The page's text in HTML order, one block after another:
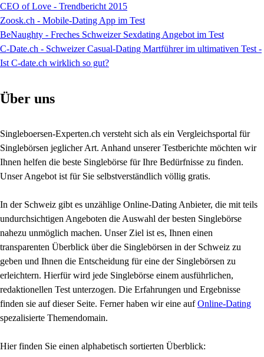
CEO of Love - Trendbericht 2015
Zoosk.ch - Mobile-Dating App im Test
BeNaughty - Freches Schweizer Sexdating Angebot im Test
C-Date.ch - Schweizer Casual-Dating Martführer im ultimativen Test -
Ist C-date.ch wirklich so gut?
Über uns
Singleboersen-Experten.ch versteht sich als ein Vergleichsportal für
Singlebörsen jeglicher Art. Anhand unserer Testberichte möchten wir
Ihnen helfen die beste Singlebörse für Ihre Bedürfnisse zu finden.
Unser Angebot ist für Sie selbstverständlich völlig gratis.
In der Schweiz gibt es unzählige Online-Dating Anbieter, die mit teils
undurchsichtigen Angeboten die Auswahl der besten Singlebörse
nahezu unmöglich machen. Unser Ziel ist es, Ihnen einen
transparenten Überblick über die Singlebörsen in der Schweiz zu
geben und Ihnen die Entscheidung für eine der Singlebörsen zu
erleichtern. Hierfür wird jede Singlebörse einem ausführlichen,
redaktionellen Test unterzogen. Die Erfahrungen und Ergebnisse
finden sie auf dieser Seite. Ferner haben wir eine aufOnline-Dating
spezalisierte Themendomain.
Hier finden Sie einen alphabetisch sortierten Überblick: